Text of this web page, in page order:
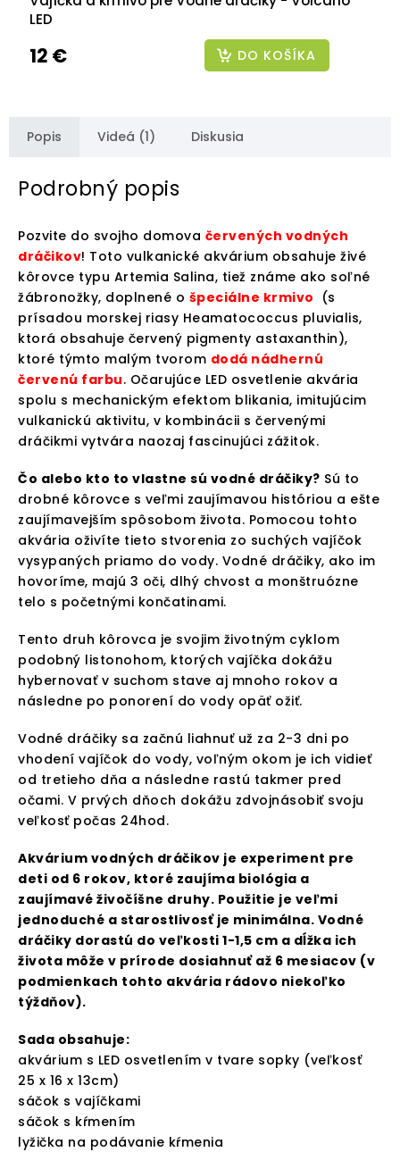
LED
12 € DO KOŠÍKA
Popis Videá (1) Diskusia
Podrobný popis
Pozvite do svojho domova červených vodných
dráčikov! Toto vulkanické akvárium obsahuje živé
kôrovce typu Artemia Salina, tiež známe ako soľné
žábronožky, doplnené o špeciálne krmivo (s
prísadou morskej riasy Heamatococcus pluvialis,
ktorá obsahuje červený pigmenty astaxanthin),
ktoré týmto malým tvorom dodá nádhernú
červenú farbu. Očarujúce LED osvetlenie akvária
spolu s mechanickým efektom blikania, imitujúcim
vulkanickú aktivitu, v kombinácii s červenými
dráčikmi vytvára naozaj fascinujúci zážitok.
Čo alebo kto to vlastne sú vodné dráčiky? Sú to
drobné kôrovce s veľmi zaujímavou históriou a ešte
zaujímavejším spôsobom života. Pomocou tohto
akvária oživíte tieto stvorenia zo suchých vajíčok
vysypaných priamo do vody. Vodné dráčiky, ako im
hovoríme, majú 3 oči, dlhý chvost a monštruózne
telo s početnými končatinami.
Tento druh kôrovca je svojim životným cyklom
podobný listonohom, ktorých vajíčka dokážu
hybernovať v suchom stave aj mnoho rokov a
následne po ponorení do vody opäť ožiť.
Vodné dráčiky sa začnú liahnuť už za 2-3 dni po
vhodení vajíčok do vody, voľným okom je ich vidieť
od tretieho dňa a následne rastú takmer pred
očami. V prvých dňoch dokážu zdvojnásobiť svoju
veľkosť počas 24hod.
Akvárium vodných dráčikov je experiment pre
deti od 6 rokov, ktoré zaujíma biológia a
zaujímavé živočíšne druhy. Použitie je veľmi
jednoduché a starostlivosť je minimálna. Vodné
dráčiky dorastú do veľkosti 1-1,5 cm a dĺžka ich
života môže v prírode dosiahnuť až 6 mesiacov (v
podmienkach tohto akvária rádovo niekoľko
týždňov).
Sada obsahuje:
akvárium s LED osvetlením v tvare sopky (veľkosť
25 x 16 x 13cm)
sáčok s vajíčkami
sáčok s kŕmením
lyžička na podávanie kŕmenia